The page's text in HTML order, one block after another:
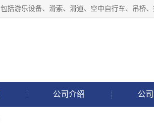
公司介绍 公